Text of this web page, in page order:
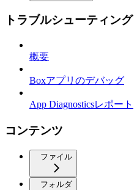
トラブルシューティング
概要
Boxアプリのデバッグ
App Diagnosticsレポート
コンテンツ
ファイル
フォルダ